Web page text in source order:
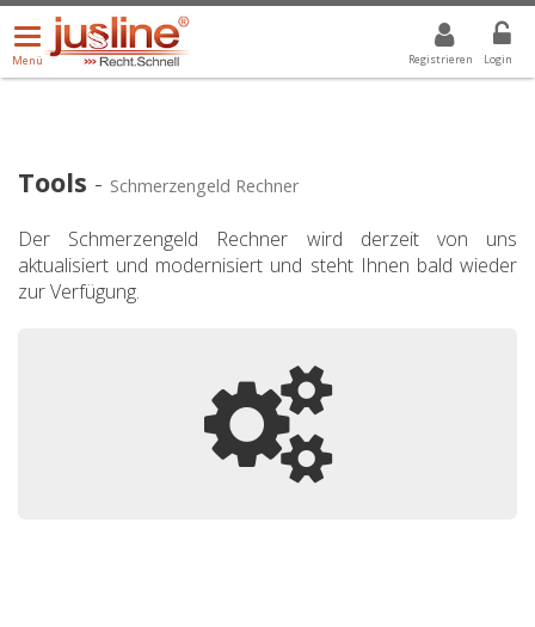
Registrieren Login
Menü
öffnen/schließen
Menü
ALLE DROPDOWN: GEWÄHLTER WERT IST ALLE
Tools - Schmerzengeld Rechner
Der Schmerzengeld Rechner wird derzeit von uns
aktualisiert und modernisiert und steht Ihnen bald wieder
zur Verfügung.